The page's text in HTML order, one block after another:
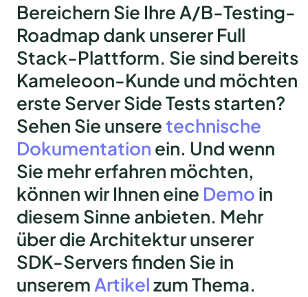
Bereichern Sie Ihre A/B-Testing-
Roadmap dank unserer Full
Stack-Plattform. Sie sind bereits
Kameleoon-Kunde und möchten
erste Server Side Tests starten?
Sehen Sie unseretechnische
Dokumentation ein. Und wenn
Sie mehr erfahren möchten,
können wir Ihnen eine Demo in
diesem Sinne anbieten. Mehr
über die Architektur unserer
SDK-Servers finden Sie in
unseremArtikelzum Thema.